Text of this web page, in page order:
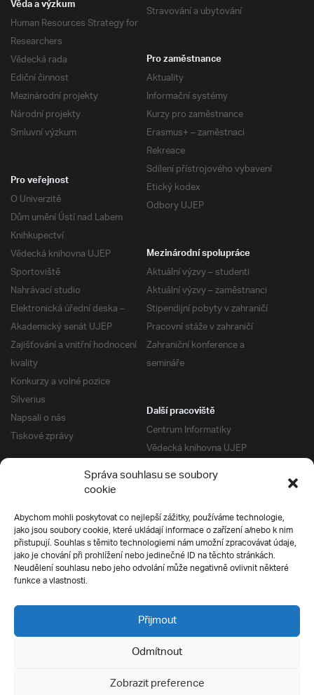
Správa souhlasu se soubory
cookie
Abychom mohli poskytovat co nejlepší zážitky, používáme technologie,
jako jsou soubory cookie, které ukládají informace o zařízení a/nebo k nim
přistupují. Souhlas s těmito technologiemi nám umožní zpracovávat údaje,
jako je chování při prohlížení nebo jedinečné ID na těchto stránkách.
Neudělení souhlasu nebo jeho odvolání může negativně ovlivnit některé
funkce a vlastnosti.
Přijmout
Odmítnout
Zobrazit preference
Stravování a ubytování
Věda a výzkum
Human Resources Strategy for
Researchers
Vědecká rada
Ediční činnost
Mezinárodní projekty
Národní projekty
Smluvní výzkum
Pro zaměstnance
Aktuality
Informační systémy
Kurzy pro zaměstnance
Erasmus+ – zaměstnaci
Rekreace
Sdílení přístrojového vybavení
Etický kodex
Odbory UJEP
Pro veřejnost
O Univerzitě
Dům umění Ústí nad Labem
Knihkupectví
Vědecká knihovna UJEP
Sportoviště
Nahrávací studio
Elektronická úřední deska –
Akademický senát UJEP
Zajišťování a vnitřní hodnocení
kvality
Konkurzy a volné pozice
Silverius
Napsali o nás
Tiskové zprávy
Mezinárodní spolupráce
Aktuální výzvy – studenti
Aktuální výzvy – zaměstnanci
Stipendijní pobyty v zahraničí
Pracovní stáže v zahraničí
Zahraniční konference a
semináře
Další pracoviště
Centrum Informatiky
Vědecká knihovna UJEP
Správa kolejí a menz
Univerzitní centrum podpory
Silverius
Pro uchazeče
Přijímací řízení
E-prihlaska
Přípravné kurzy
Ochrana soukromí
Všechna práva vyhrazena